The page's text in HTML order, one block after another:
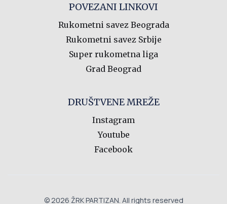
POVEZANI LINKOVI
Rukometni savez Beograda
Rukometni savez Srbije
Super rukometna liga
Grad Beograd
DRUŠTVENE MREŽE
Instagram
Youtube
Facebook
© 2026 ŽRK PARTIZAN. All rights reserved